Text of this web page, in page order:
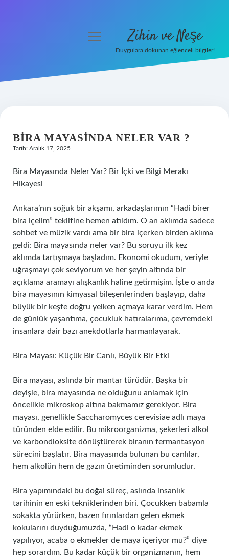
Hakkımızda
menüyü
Zihin ve Neşe
Duygulara dokunan eğlenceli bilgiler!
BIRA MAYASINDA NELER VAR ?
Tarih: Aralık 17, 2025
Bira Mayasında Neler Var? Bir İçki ve Bilgi Merakı
Hikayesi
Ankara’nın soğuk bir akşamı, arkadaşlarımın “Hadi birer
bira içelim” teklifine hemen atıldım. O an aklımda sadece
sohbet ve müzik vardı ama bir bira içerken birden aklıma
geldi: Bira mayasında neler var? Bu soruyu ilk kez
aklımda tartışmaya başladım. Ekonomi okudum, veriyle
uğraşmayı çok seviyorum ve her şeyin altında bir
açıklama aramayı alışkanlık haline getirmişim. İşte o anda
bira mayasının kimyasal bileşenlerinden başlayıp, daha
büyük bir keşfe doğru yelken açmaya karar verdim. Hem
de günlük yaşantıma, çocukluk hatıralarıma, çevremdeki
insanlara dair bazı anekdotlarla harmanlayarak.
Bira Mayası: Küçük Bir Canlı, Büyük Bir Etki
Bira mayası, aslında bir mantar türüdür. Başka bir
deyişle, bira mayasında ne olduğunu anlamak için
öncelikle mikroskop altına bakmamız gerekiyor. Bira
mayası, genellikle Saccharomyces cerevisiae adlı maya
türünden elde edilir. Bu mikroorganizma, şekerleri alkol
ve karbondioksite dönüştürerek biranın fermantasyon
sürecini başlatır. Bira mayasında bulunan bu canlılar,
hem alkolün hem de gazın üretiminden sorumludur.
Bira yapımındaki bu doğal süreç, aslında insanlık
tarihinin en eski tekniklerinden biri. Çocukken babamla
sokakta yürürken, bazen fırınlardan gelen ekmek
kokularını duyduğumuzda, “Hadi o kadar ekmek
yapılıyor, acaba o ekmekler de maya içeriyor mu?” diye
hep sorardım. Bu kadar küçük bir organizmanın, hem